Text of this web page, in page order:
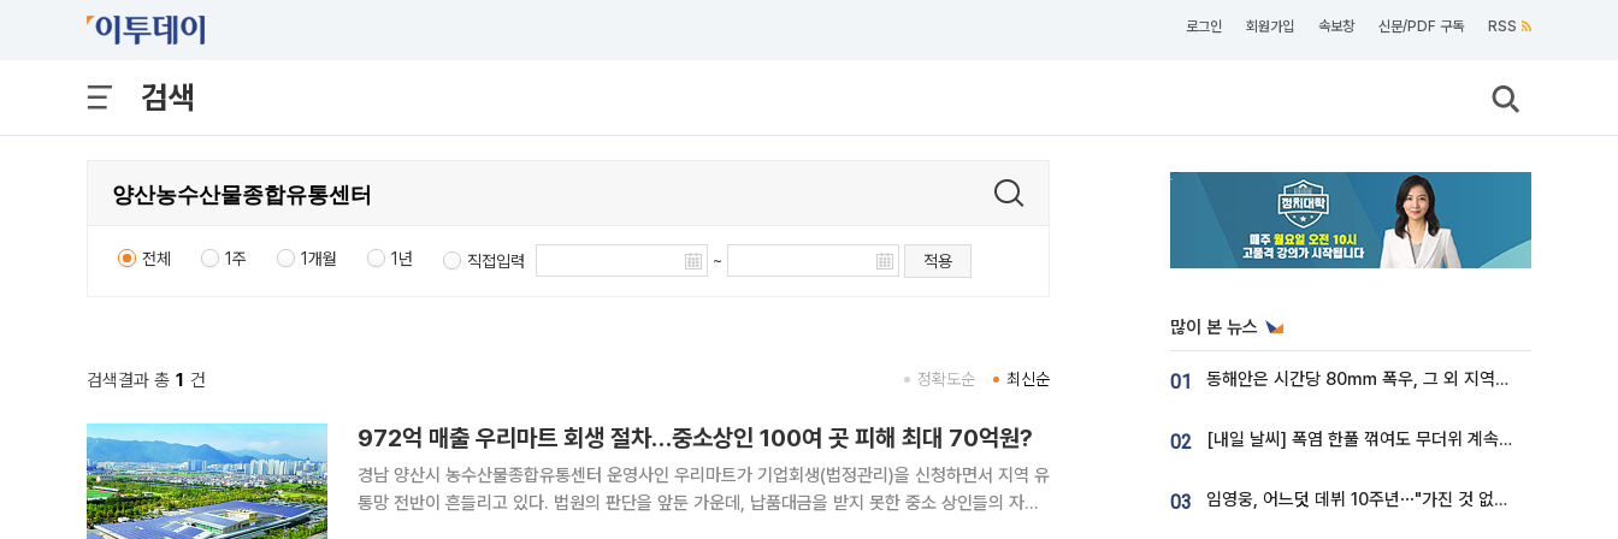
로그인 회원가입 속보창 신문/PDF 구독 RSS
검색
전체 1주 1개월 1년 직접입력 ~ 적용
검색결과 총 1 건 최신순
정확도순
972억 매출 우리마트 회생 절차…중소상인 100여 곳 피해 최대 70억원?
경남 양산시 농수산물종합유통센터 운영사인 우리마트가 기업회생(법정관리)을 신청하면서 지역 유
통망 전반이 흔들리고 있다. 법원의 판단을 앞둔 가운데, 납품대금을 받지 못한 중소 상인들의 자금
많이 본 뉴스
01 동해안은 시간당 80㎜ 폭우, 그 외 지역은 폭염…‘극과 극 날씨’
02 [내일 날씨] 폭염 한풀 꺾여도 무더위 계속⋯동해안 이틀 연속 비
03 임영웅, 어느덧 데뷔 10주년⋯"가진 것 없던 시절, 내 앞엔 20명의 팬뿐"